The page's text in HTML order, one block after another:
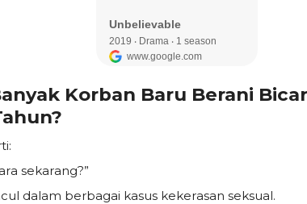
Korban Baru Berani
sekarang?”
dalam berbagai kasus kekerasan seksual.